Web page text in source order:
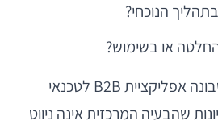
הנוכחי?
או בשימוש?
לדוגמה, סטארטאפ שבונה אפליקציית B2B לטכנאי
שהבעיה המרכזית אינה ניווט